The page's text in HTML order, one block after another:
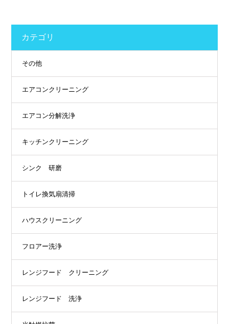
カテゴリ
その他
エアコンクリーニング
エアコン分解洗浄
キッチンクリーニング
シンク 研磨
トイレ換気扇清掃
ハウスクリーニング
フロアー洗浄
レンジフード クリーニング
レンジフード 洗浄